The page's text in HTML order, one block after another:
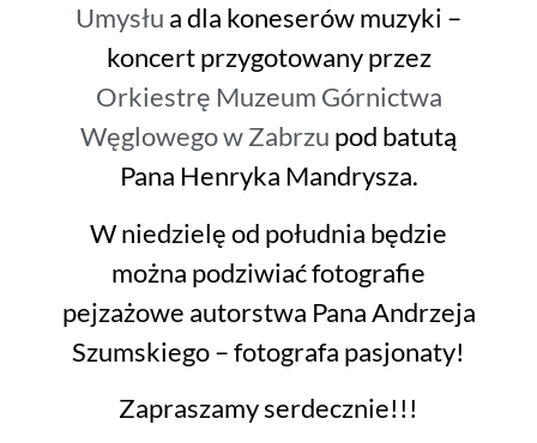
Umysłu a dla koneserów muzyki –
koncert przygotowany przez
Orkiestrę Muzeum Górnictwa
Węglowego w Zabrzu pod batutą
Pana Henryka Mandrysza.
W niedzielę od południa będzie
można podziwiać fotografie
pejzażowe autorstwa Pana Andrzeja
Szumskiego – fotografa pasjonaty!
Zapraszamy serdecznie!!!